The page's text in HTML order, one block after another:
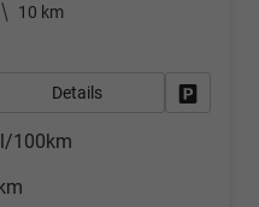
Kilometerstand
10 km
Details
100km